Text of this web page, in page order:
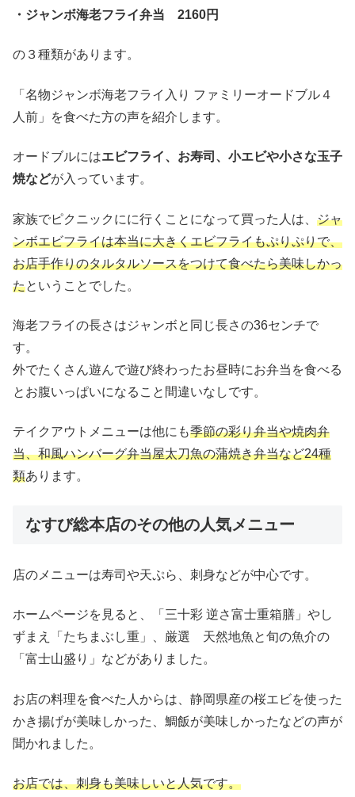
・ジャンボ海老フライ弁当 2160円
の３種類があります。
「名物ジャンボ海老フライ入り ファミリーオードブル４
人前」を食べた方の声を紹介します。
オードブルにはエビフライ、お寿司、小エビや小さな玉子
焼などが入っています。
家族でピクニックにに行くことになって買った人は、 ジャ
ンボエビフライは本当に大きくエビフライもぷりぷりで、
お店手作りのタルタルソースをつけて食べたら美味しかっ
たということでした。
海老フライの長さはジャンボと同じ長さの36センチで
す。
外でたくさん遊んで遊び終わったお昼時にお弁当を食べる
とお腹いっぱいになること間違いなしです。
テイクアウトメニューは他にも季節の彩り弁当や焼肉弁
当、和風ハンバーグ弁当屋太刀魚の蒲焼き弁当など24種
類あります。
なすび総本店のその他の人気メニュー
店のメニューは寿司や天ぷら、刺身などが中心です。
ホームページを見ると、「三十彩 逆さ富士重箱膳」やし
ずまえ「たちまぶし重」、厳選 天然地魚と旬の魚介の
「富士山盛り」などがありました。
お店の料理を食べた人からは、静岡県産の桜エビを使った
かき揚げが美味しかった、鯛飯が美味しかったなどの声が
聞かれました。
お店では、刺身も美味しいと人気です。